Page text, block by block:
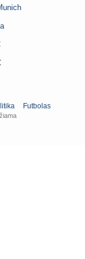
Futbolas